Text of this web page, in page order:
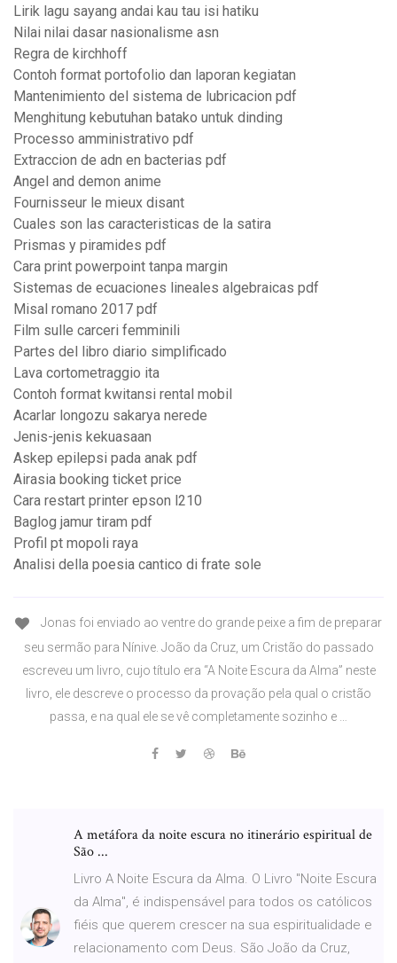
Lirik lagu sayang andai kau tau isi hatiku
Nilai nilai dasar nasionalisme asn
Regra de kirchhoff
Contoh format portofolio dan laporan kegiatan
Mantenimiento del sistema de lubricacion pdf
Menghitung kebutuhan batako untuk dinding
Processo amministrativo pdf
Extraccion de adn en bacterias pdf
Angel and demon anime
Fournisseur le mieux disant
Cuales son las caracteristicas de la satira
Prismas y piramides pdf
Cara print powerpoint tanpa margin
Sistemas de ecuaciones lineales algebraicas pdf
Misal romano 2017 pdf
Film sulle carceri femminili
Partes del libro diario simplificado
Lava cortometraggio ita
Contoh format kwitansi rental mobil
Acarlar longozu sakarya nerede
Jenis-jenis kekuasaan
Askep epilepsi pada anak pdf
Airasia booking ticket price
Cara restart printer epson l210
Baglog jamur tiram pdf
Profil pt mopoli raya
Analisi della poesia cantico di frate sole
Jonas foi enviado ao ventre do grande peixe a fim de preparar
seu sermão para Nínive. João da Cruz, um Cristão do passado
escreveu um livro, cujo título era “A Noite Escura da Alma” neste
livro, ele descreve o processo da provação pela qual o cristão
passa, e na qual ele se vê completamente sozinho e …
A metáfora da noite escura no itinerário espiritual de
São ...
Livro A Noite Escura da Alma. O Livro "Noite Escura
da Alma", é indispensável para todos os católicos
fiéis que querem crescer na sua espiritualidade e
relacionamento com Deus. São João da Cruz,